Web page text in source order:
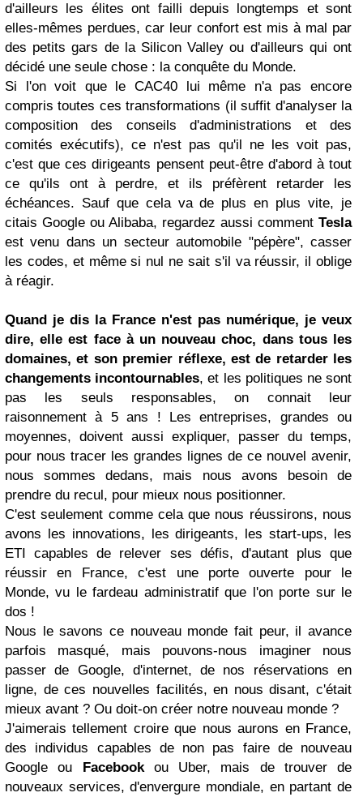
d'ailleurs les élites ont failli depuis longtemps et sont
elles-mêmes perdues, car leur confort est mis à mal par
des petits gars de la Silicon Valley ou d'ailleurs qui ont
décidé une seule chose : la conquête du Monde.
Si l'on voit que le CAC40 lui même n'a pas encore
compris toutes ces transformations (il suffit d'analyser la
composition des conseils d'administrations et des
comités exécutifs), ce n'est pas qu'il ne les voit pas,
c'est que ces dirigeants pensent peut-être d'abord à tout
ce qu'ils ont à perdre, et ils préfèrent retarder les
échéances. Sauf que cela va de plus en plus vite, je
citais Google ou Alibaba, regardez aussi comment Tesla
est venu dans un secteur automobile "pépère", casser
les codes, et même si nul ne sait s'il va réussir, il oblige
à réagir.
Quand je dis la France n'est pas numérique, je veux
dire, elle est face à un nouveau choc, dans tous les
domaines, et son premier réflexe, est de retarder les
changements incontournables, et les politiques ne sont
pas les seuls responsables, on connait leur
raisonnement à 5 ans ! Les entreprises, grandes ou
moyennes, doivent aussi expliquer, passer du temps,
pour nous tracer les grandes lignes de ce nouvel avenir,
nous sommes dedans, mais nous avons besoin de
prendre du recul, pour mieux nous positionner.
C'est seulement comme cela que nous réussirons, nous
avons les innovations, les dirigeants, les start-ups, les
ETI capables de relever ses défis, d'autant plus que
réussir en France, c'est une porte ouverte pour le
Monde, vu le fardeau administratif que l'on porte sur le
dos !
Nous le savons ce nouveau monde fait peur, il avance
parfois masqué, mais pouvons-nous imaginer nous
passer de Google, d'internet, de nos réservations en
ligne, de ces nouvelles facilités, en nous disant, c'était
mieux avant ? Ou doit-on créer notre nouveau monde ?
J'aimerais tellement croire que nous aurons en France,
des individus capables de non pas faire de nouveau
Google ou Facebookou Uber, mais de trouver de
nouveaux services, d'envergure mondiale, en partant de